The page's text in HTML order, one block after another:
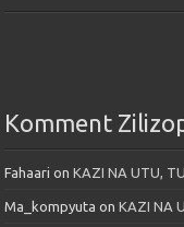
Komment
Fahaari onKAZI NA UTU,
Ma_kompyuta onKAZI NA